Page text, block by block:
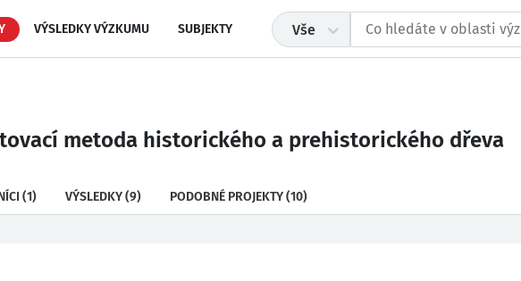
VÝSLEDKY VÝZKUMU SUBJEKTY Vše
metoda historického a prehistorického dřeva
(1) VÝSLEDKY(9) PODOBNÉ PROJEKTY(10)